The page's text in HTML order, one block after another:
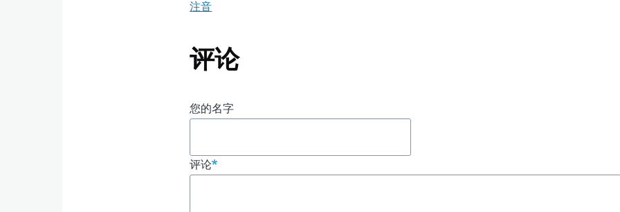
注音
评论
您的名字
评论